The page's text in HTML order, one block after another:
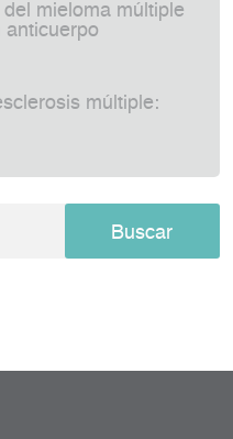
mieloma múltiple
múltiple: